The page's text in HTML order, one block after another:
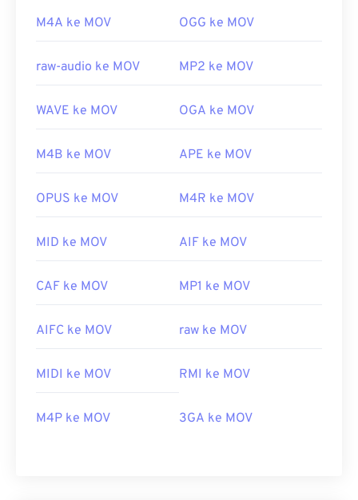
M4A ke MOV OGG ke MOV
raw-audio ke MOV MP2 ke MOV
WAVE ke MOV OGA ke MOV
M4B ke MOV APE ke MOV
OPUS ke MOV M4R ke MOV
MID ke MOV AIF ke MOV
CAF ke MOV MP1 ke MOV
AIFC ke MOV raw ke MOV
MIDI ke MOV RMI ke MOV
M4P ke MOV 3GA ke MOV